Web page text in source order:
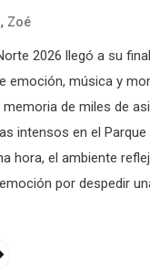
, Zoé
2026 llegó a su
emoción, música y
memoria de miles de
intensos en el Parque
hora, el ambiente
por despedir